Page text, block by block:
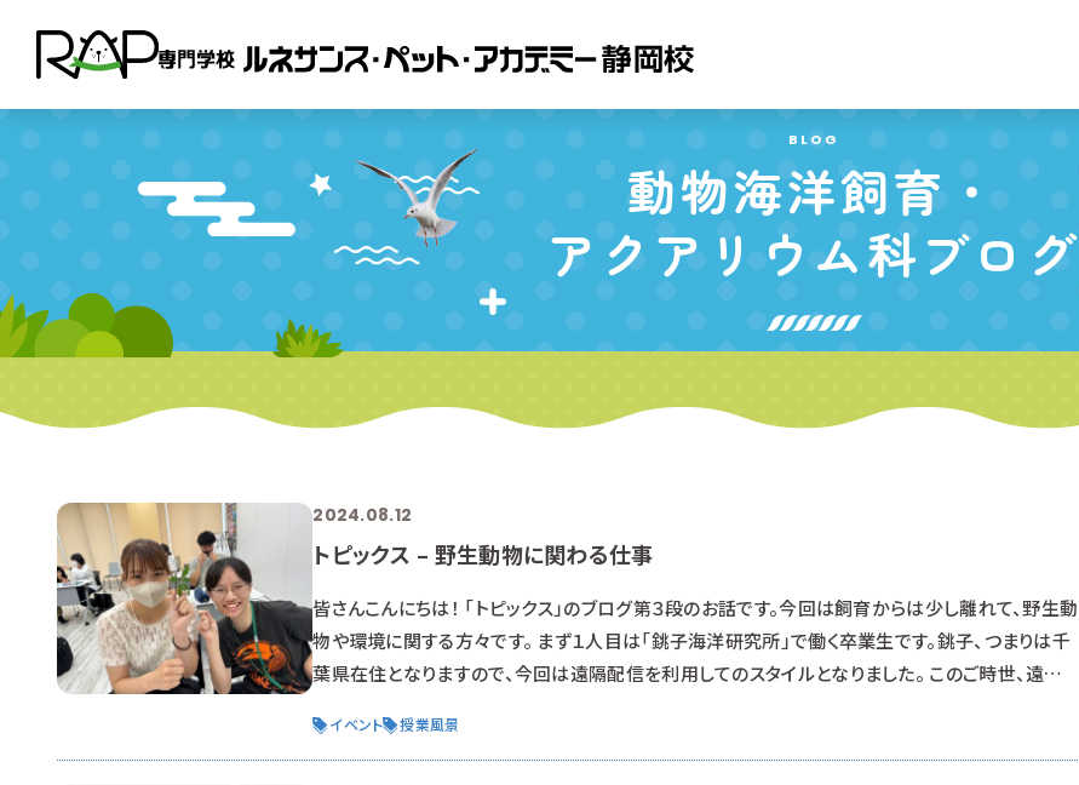
BLOG
動物海洋飼育・
アクアリウム科ブログ
2024.08.12
トピックス – 野生動物に関わる仕事
皆さんこんにちは！ 「トピックス」のブログ第３段のお話です。今回は飼育からは少し離れて、野生動
物や環境に関する方々です。 まず１人目は「銚子海洋研究所」で働く卒業生です。銚子、つまりは千
葉県在住となりますので、今回は遠隔配信を利用してのスタイルとなりました。 このご時世、遠い
手に、船上からのネイチャーガイドを実施しています。実は銚子は野生のイルカを年間通して見る
イベント 授業風景